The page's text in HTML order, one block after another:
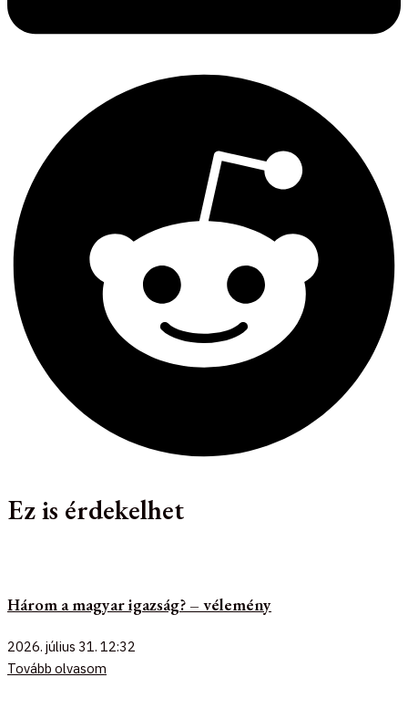
Ez is érdekelhet
Három a magyar igazság? – vélemény
2026. július 31. 12:32
Tovább olvasom